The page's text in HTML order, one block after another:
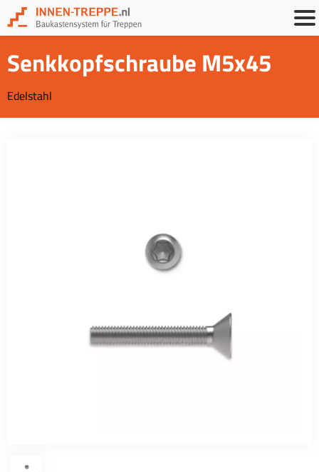
Senkkopfschraube M5x45
Edelstahl